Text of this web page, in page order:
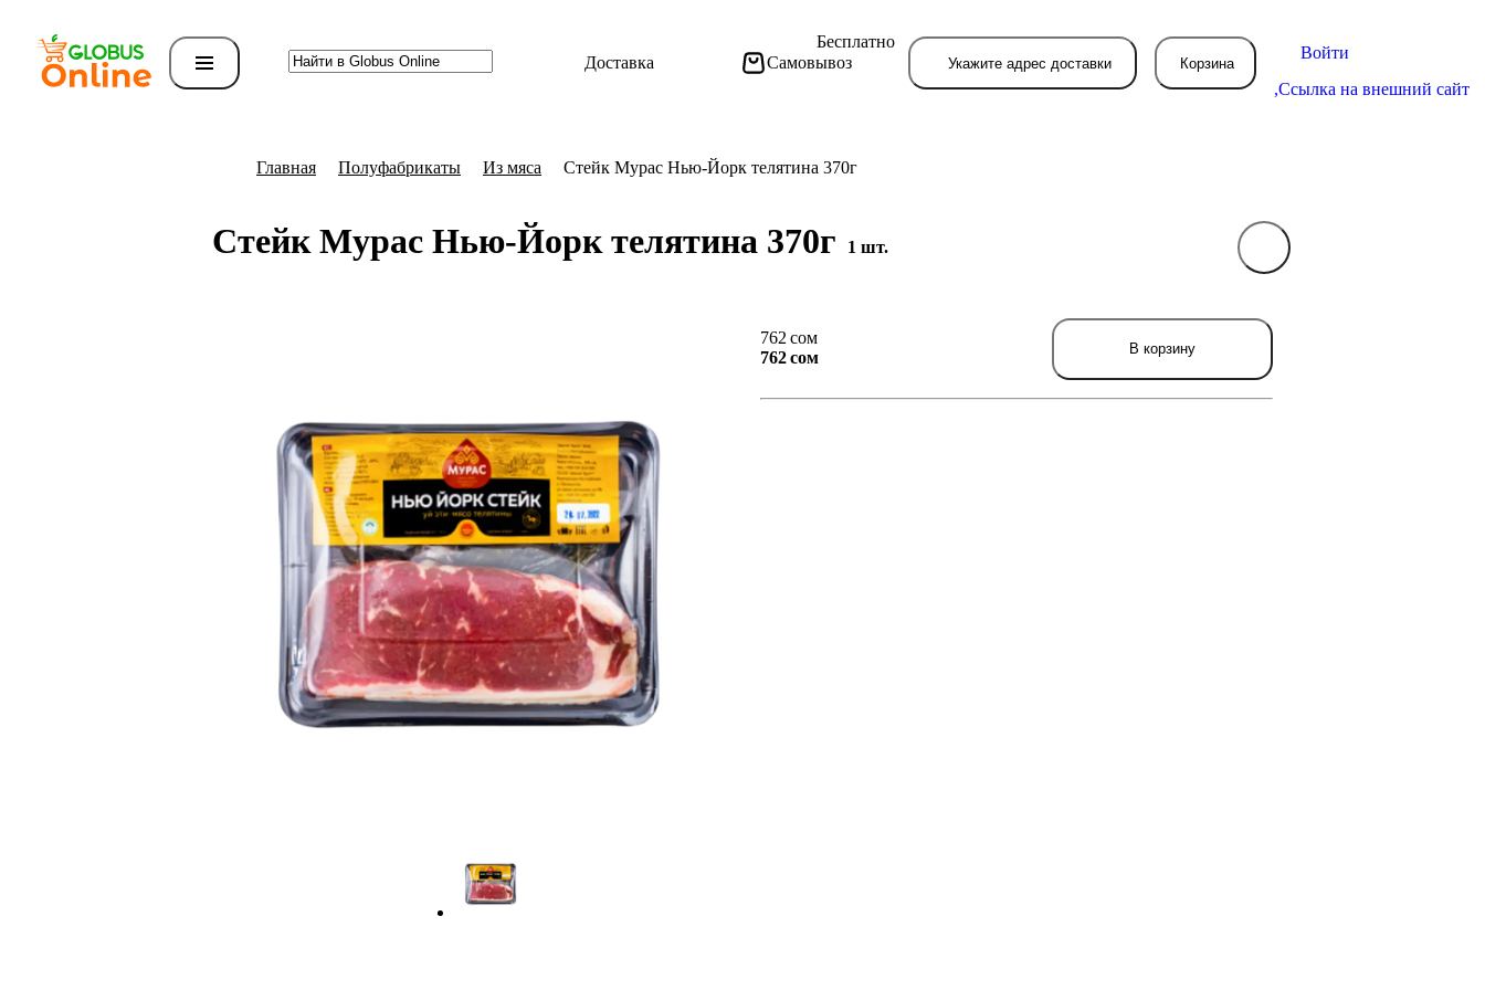
Доставка Самовывоз
Бесплатно
Укажите адрес доставки Корзина
Войти
,Ссылка на внешний сайт
Главная Полуфабрикаты Из мяса Стейк Мурас Нью-Йорк телятина 370г
Стейк Мурас Нью-Йорк телятина 370г 1 шт.
762 сом
762 сом
В корзину
Тут появятся товары, которые вы закажете.